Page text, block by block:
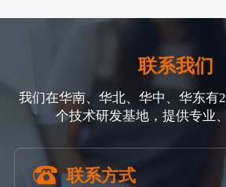
联系我们
我们在华南、华北、华中、华东有
个技术研发基地，提供专业
联系方式